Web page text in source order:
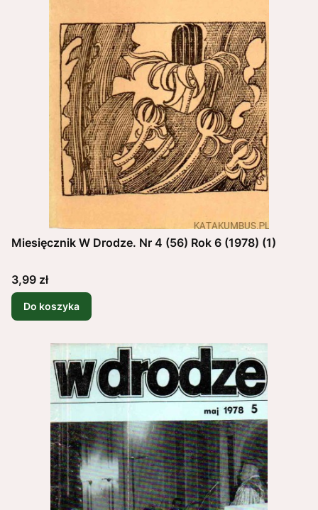
Miesięcznik W Drodze. Nr 4 (56) Rok 6 (1978) (1)
Cena
3,99 zł
Do koszyka